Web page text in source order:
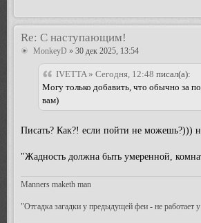
Re: С наступающим!
MonkeyD » 30 дек 2025, 13:54
IVETTA » Сегодня, 12:48 писал(а):
Могу только добавить, что обычно за
вам)
Писать? Как?! если пойти не можешь?)))
"Жадность должна быть умеренной,
Manners maketh man
"Отгадка загадки у предыдущей феи - не